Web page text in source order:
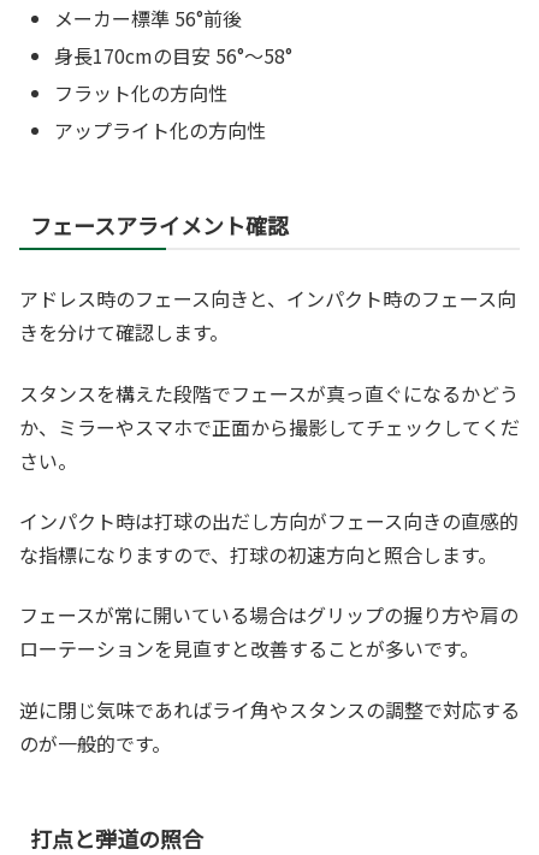
メーカー標準 56°前後
身長170cmの目安 56°〜58°
フラット化の方向性
アップライト化の方向性
フェースアライメント確認
アドレス時のフェース向きと、インパクト時のフェース向
きを分けて確認します。
スタンスを構えた段階でフェースが真っ直ぐになるかどう
か、ミラーやスマホで正面から撮影してチェックしてくだ
さい。
インパクト時は打球の出だし方向がフェース向きの直感的
な指標になりますので、打球の初速方向と照合します。
フェースが常に開いている場合はグリップの握り方や肩の
ローテーションを見直すと改善することが多いです。
逆に閉じ気味であればライ角やスタンスの調整で対応する
のが一般的です。
打点と弾道の照合